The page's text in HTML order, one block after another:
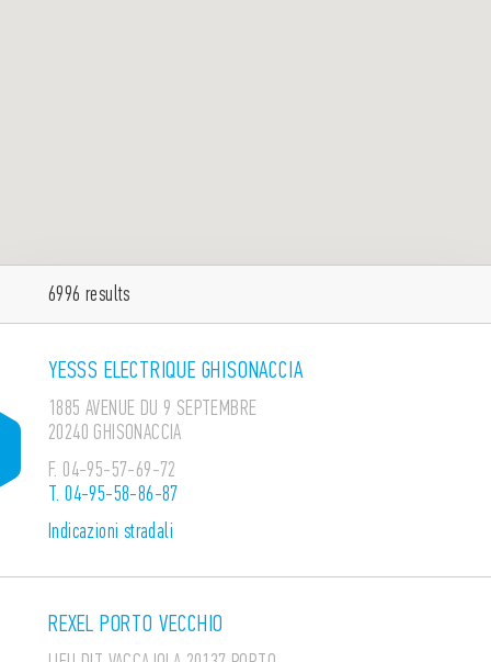
6996 results
YESSS ELECTRIQUE GHISONACCIA
1885 AVENUE DU 9 SEPTEMBRE
20240 GHISONACCIA
F. 04-95-57-69-72
T.04-95-58-86-87
Indicazioni stradali
REXEL PORTO VECCHIO